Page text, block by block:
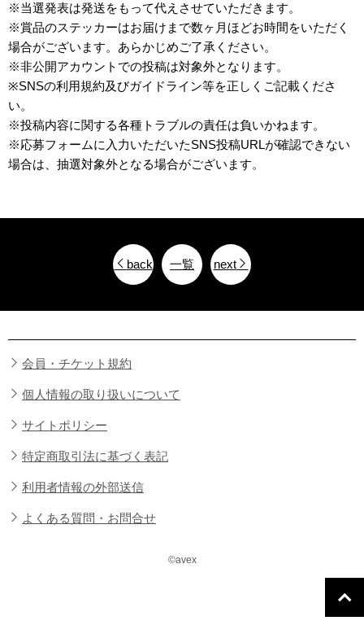
※当選発表は発送をもって代えさせていただきます。
※賞品のステッカーはお届けまで数ヶ月ほどお時間をいただく
場合がございます。あらかじめご了承ください。
※非公開アカウントでの投稿は対象外となります。
※SNSの利用規約及びガイドライン等を正しくご記載くださ
い。
※投稿内容に関する各種トラブルの責任は負いかねます。
※応募フォームに入力いただいたSNS投稿URLが確認できない
場合は、抽選対象外となる場合がございます。
back 一覧 next
会員・チケット規約
個人情報の取り扱いについて
サイトポリシー
特定商取引法に基づく表記
利用者情報の外部送信
よくある質問・お問合せ
©avex